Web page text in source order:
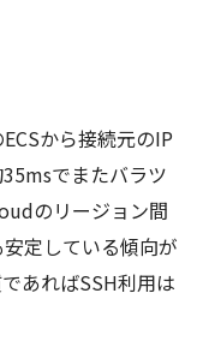
から接続元のIP
でまたバラツ
のリージョン間
定している傾向が
あればSSH利用は